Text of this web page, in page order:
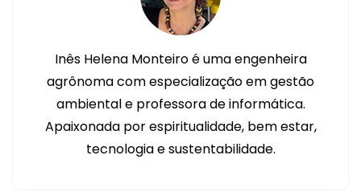
Inês Helena Monteiro é uma engenheira
agrônoma com especialização em gestão
ambiental e professora de informática.
Apaixonada por espiritualidade, bem estar,
tecnologia e sustentabilidade.